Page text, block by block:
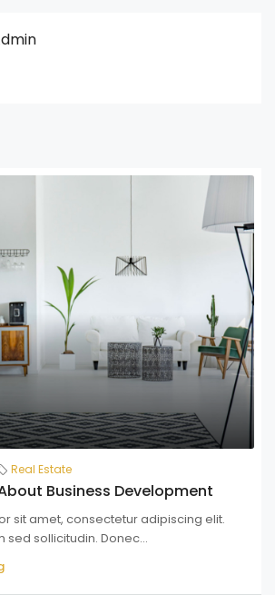
Real Estate
Business Development
sit amet, consectetur adipiscing elit.
sed sollicitudin. Donec...